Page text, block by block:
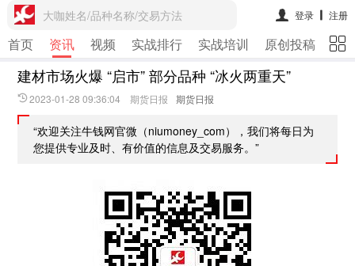
大咖姓名/品种名称/交易方法 登录 注册
首页 资讯 视频 实战排行 实战培训 原创投稿 期
建材市场火爆 “启市” 部分品种 “冰火两重天”
2023-01-28 09:36:04 期货日报 期货日报
“欢迎关注牛钱网官微（niumoney_com），我们将每日为
您提供专业及时、有价值的信息及交易服务。”